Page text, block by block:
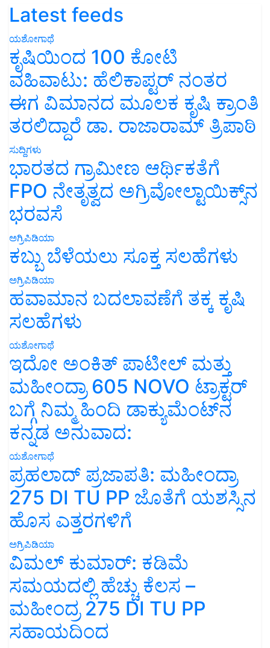
Latest feeds
ಯಶೋಗಾಥೆ
ಕೃಷಿಯಿಂದ 100 ಕೋಟಿ
ವಹಿವಾಟು: ಹೆಲಿಕಾಪ್ಟರ್ ನಂತರ
ಈಗ ವಿಮಾನದ ಮೂಲಕ ಕೃಷಿ ಕ್ರಾಂತಿ
ತರಲಿದ್ದಾರೆ ಡಾ. ರಾಜಾರಾಮ್ ತ್ರಿಪಾಠಿ
ಸುದ್ದಿಗಳು
ಭಾರತದ ಗ್ರಾಮೀಣ ಆರ್ಥಿಕತೆಗೆ
FPO ನೇತೃತ್ವದ ಅಗ್ರಿವೋಲ್ಟಾಯಿಕ್ಸ್‌ನ
ಭರವಸೆ
ಅಗ್ರಿಪಿಡಿಯಾ
ಕಬ್ಬು ಬೆಳೆಯಲು ಸೂಕ್ತ ಸಲಹೆಗಳು
ಅಗ್ರಿಪಿಡಿಯಾ
ಹವಾಮಾನ ಬದಲಾವಣೆಗೆ ತಕ್ಕ ಕೃಷಿ
ಸಲಹೆಗಳು
ಯಶೋಗಾಥೆ
ಇದೋ ಅಂಕಿತ್ ಪಾಟೀಲ್ ಮತ್ತು
ಮಹೀಂದ್ರಾ 605 NOVO ಟ್ರಾಕ್ಟರ್
ಬಗ್ಗೆ ನಿಮ್ಮ ಹಿಂದಿ ಡಾಕ್ಯುಮೆಂಟ್‌ನ
ಕನ್ನಡ ಅನುವಾದ:
ಯಶೋಗಾಥೆ
ಪ್ರಹಲಾದ್ ಪ್ರಜಾಪತಿ: ಮಹೀಂದ್ರಾ
275 DI TU PP ಜೊತೆಗೆ ಯಶಸ್ಸಿನ
ಹೊಸ ಎತ್ತರಗಳಿಗೆ
ಅಗ್ರಿಪಿಡಿಯಾ
ವಿಮಲ್ ಕುಮಾರ್: ಕಡಿಮೆ
ಸಮಯದಲ್ಲಿ ಹೆಚ್ಚು ಕೆಲಸ –
ಮಹೀಂದ್ರ 275 DI TU PP
ಸಹಾಯದಿಂದ